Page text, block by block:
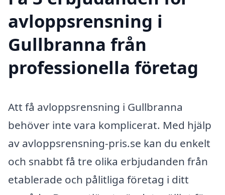
avloppsrensning i
Gullbranna från
professionella företag
Att få avloppsrensning i Gullbranna
behöver inte vara komplicerat. Med hjälp
av avloppsrensning-pris.se kan du enkelt
och snabbt få tre olika erbjudanden från
etablerade och pålitliga företag i ditt